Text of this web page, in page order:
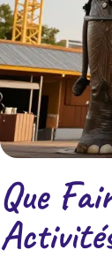
Que